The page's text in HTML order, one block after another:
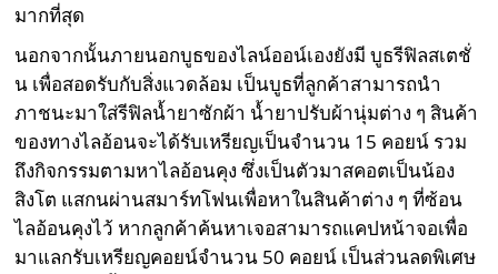
มากที่สุด
นอกจากนั้นภายนอกบูธของไลน์ออน์เองยังมี บูธรีฟิลสเตชั่
น เพื่อสอดรับกับสิ่งแวดล้อม เป็นบูธที่ลูกค้าสามารถนำ
ภาชนะมาใส่รีฟิลน้ำยาซักผ้า น้ำยาปรับผ้านุ่มต่าง ๆ สินค้า
ของทางไลอ้อนจะได้รับเหรียญเป็นจำนวน 15 คอยน์ รวม
ถึงกิจกรรมตามหาไลอ้อนคุง ซึ่งเป็นตัวมาสคอตเป็นน้อง
สิงโต แสกนผ่านสมาร์ทโฟนเพื่อหาในสินค้าต่าง ๆ ที่ซ้อน
ไลอ้อนคุงไว้ หากลูกค้าค้นหาเจอสามารถแคปหน้าจอเพื่อ
มาแลกรับเหรียญคอยน์จำนวน 50 คอยน์ เป็นส่วนลดพิเศษ